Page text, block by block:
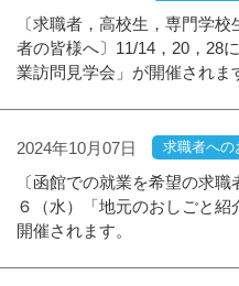
〔求職者，高校生，専門学
者の皆様へ〕11/14，20，28
業訪問見学会」が開催されま
2024年10月07日 求職者への
〔函館での就業を希望の求
６（水）「地元のおしごと
開催されます。